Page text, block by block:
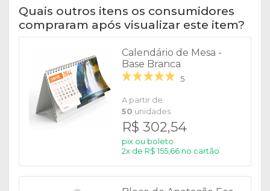
Quais outros itens os consumidores
compraram após visualizar este item?
Calendário de Mesa -
Base Branca
5
A partir de
50 unidades
R$ 302,54
pix ou boleto
2x de R$ 155,66 no cartão